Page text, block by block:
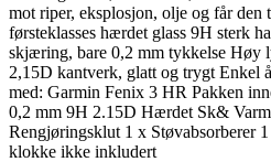
mot riper, eksplosjon, olje og får den
førsteklasses hærdet glass 9H sterk
skjæring, bare 0,2 mm tykkelse Høy
2,15D kantverk, glatt og trygt Enkel
med: Garmin Fenix 3 HR Pakken
0,2 mm 9H 2.15D Hærdet Sk&
Rengjøringsklut 1 x Støvabsorberer
klokke ikke inkludert